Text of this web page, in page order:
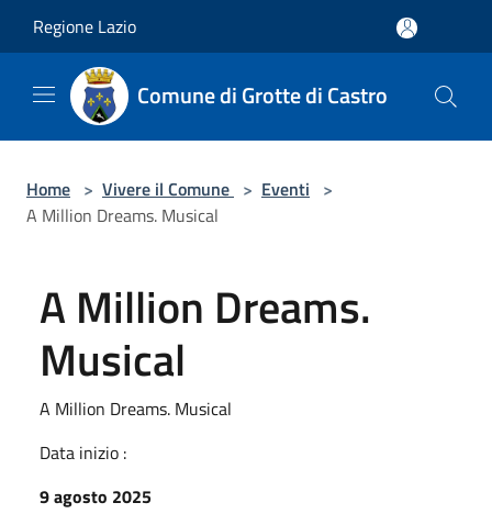
Regione Lazio
Comune di Grotte di Castro
Home > Vivere il Comune > Eventi >
A Million Dreams. Musical
A Million Dreams.
Musical
A Million Dreams. Musical
Data inizio :
9 agosto 2025